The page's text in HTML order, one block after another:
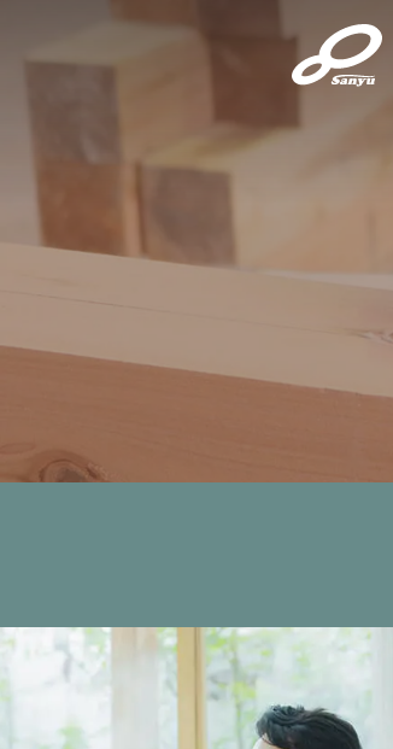
秋田県湯沢市横堀字六郎川原22番地9